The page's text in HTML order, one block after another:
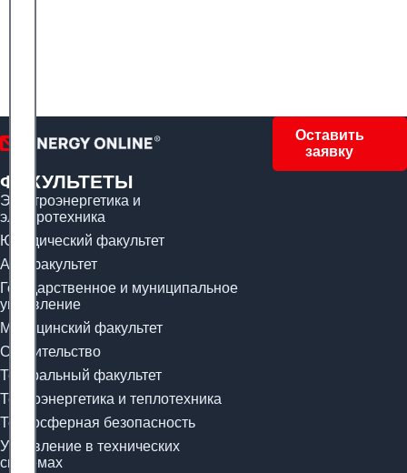
Оставить
заявку
ФАКУЛЬТЕТЫ
Электроэнергетика и
электротехника
Юридический факультет
Арт-факультет
Государственное и муниципальное
управление
Медицинский факультет
Строительство
Театральный факультет
Теплоэнергетика и теплотехника
Техносферная безопасность
Управление в технических
системах